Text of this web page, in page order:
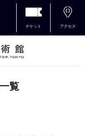
チケット アクセス
覧